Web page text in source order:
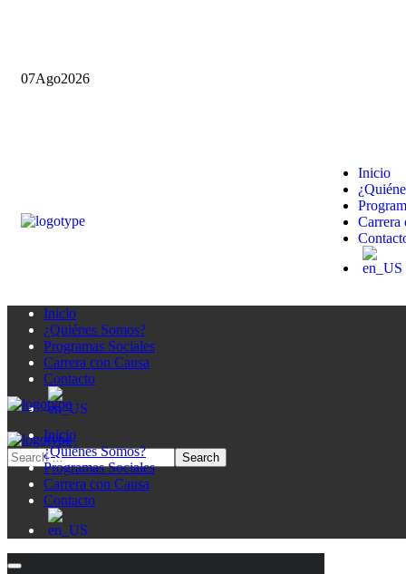
07Ago2026
Inicio
Carrera
Inicio
¿Quiénes Somos?
Programas Sociales
Carrera con Causa
Contacto
Inicio
¿Quiénes Somos?
Programas Sociales
Carrera con Causa
Contacto